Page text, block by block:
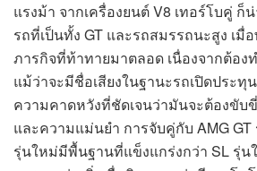
แรงม้า จากเครื่องยนต์ V8 เทอร์โบคู่ ก็
รถที่เป็นทั้ง GT และรถสมรรถนะสูง เมื่
ภารกิจที่ท้าทายมาตลอด เนื่องจากต้อ
แม้ว่าจะมีชื่อเสียงในฐานะรถเปิดประ
ความคาดหวังที่ชัดเจนว่ามันจะต้องขับ
และความแม่นยำ การจับคู่กับ AMG
รุ่นใหม่มีพื้นฐานที่แข็งแกร่งกว่า SL รุ่น